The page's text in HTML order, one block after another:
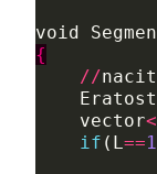
void
{
//
vector<
if ( L ==1